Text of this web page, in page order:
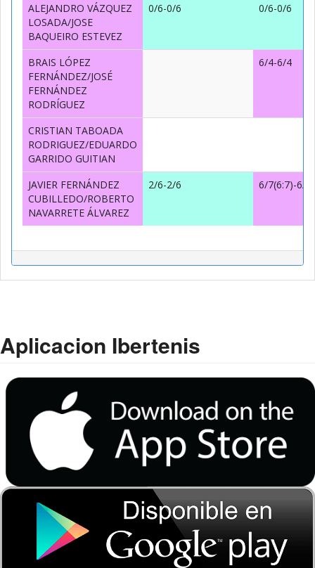
ALEJANDRO VÁZQUEZ
LOSADA/JOSE
BAQUEIRO ESTEVEZ
0/6-0/6 0/6-0/6
BRAIS LÓPEZ
FERNÁNDEZ/JOSÉ
FERNÁNDEZ
RODRÍGUEZ
6/4-6/4
CRISTIAN TABOADA
RODRIGUEZ/EDUARDO
GARRIDO GUITIAN
JAVIER FERNÁNDEZ
CUBILLEDO/ROBERTO
NAVARRETE ÁLVAREZ
2/6-2/6 6/7(6:7)-6/
Aplicacion Ibertenis